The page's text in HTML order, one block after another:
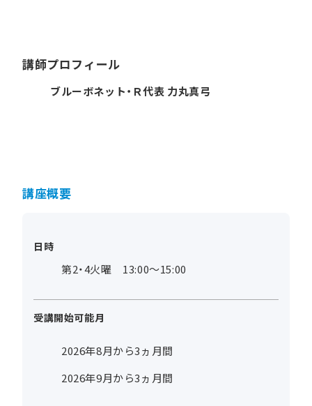
講師プロフィール
ブルーボネット・Ｒ代表 力丸真弓
講座概要
日時
第2・4火曜 13:00～15:00
受講開始可能月
2026年8月から3ヵ月間
2026年9月から3ヵ月間